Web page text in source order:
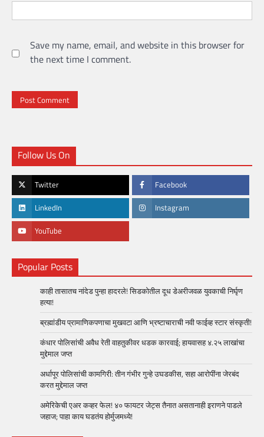
Save my name, email, and website in this browser for
the next time I comment.
Follow Us On
Twitter Facebook
LinkedIn Instagram
YouTube
Popular Posts
काही तासातच नांदेड पुन्हा हादरले! सिडकोतील दूध डेअरीजवळ युवकाची निर्घृण
हत्या!
ब्रह्मांडीय प्रामाणिकपणाचा मुखवटा आणि भ्रष्टाचाराची नवी फाईव्ह स्टार संस्कृती!
कंधार पोलिसांची अवैध रेती वाहतुकीवर धडक कारवाई; हायवासह ४.२५ लाखांचा
मुद्देमाल जप्त
अर्धापूर पोलिसांची कामगिरी: तीन गंभीर गुन्हे उघडकीस, सहा आरोपींना जेरबंद
करत मुद्देमाल जप्त
अमेरिकेची एअर कव्हर फेल! ४० फायटर जेट्स तैनात असतानाही इराणने पाडले
जहाज; पाहा काय घडतंय होर्मुजमध्ये!